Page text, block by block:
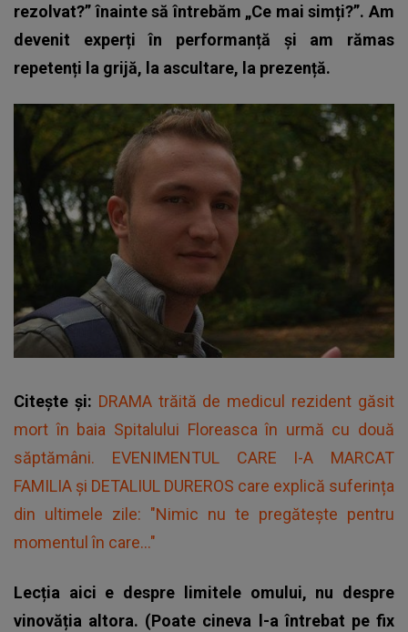
rezolvat?” înainte să întrebăm „Ce mai simți?”. Am
devenit experți în performanță și am rămas
repetenți la grijă, la ascultare, la prezență.
Citește și: DRAMA trăită de medicul rezident găsit
mort în baia Spitalului Floreasca în urmă cu două
săptămâni. EVENIMENTUL CARE I-A MARCAT
FAMILIA și DETALIUL DUREROS care explică suferința
din ultimele zile: "Nimic nu te pregătește pentru
momentul în care..."
Lecția aici e despre limitele omului, nu despre
vinovăția altora. (Poate cineva l-a întrebat pe fix